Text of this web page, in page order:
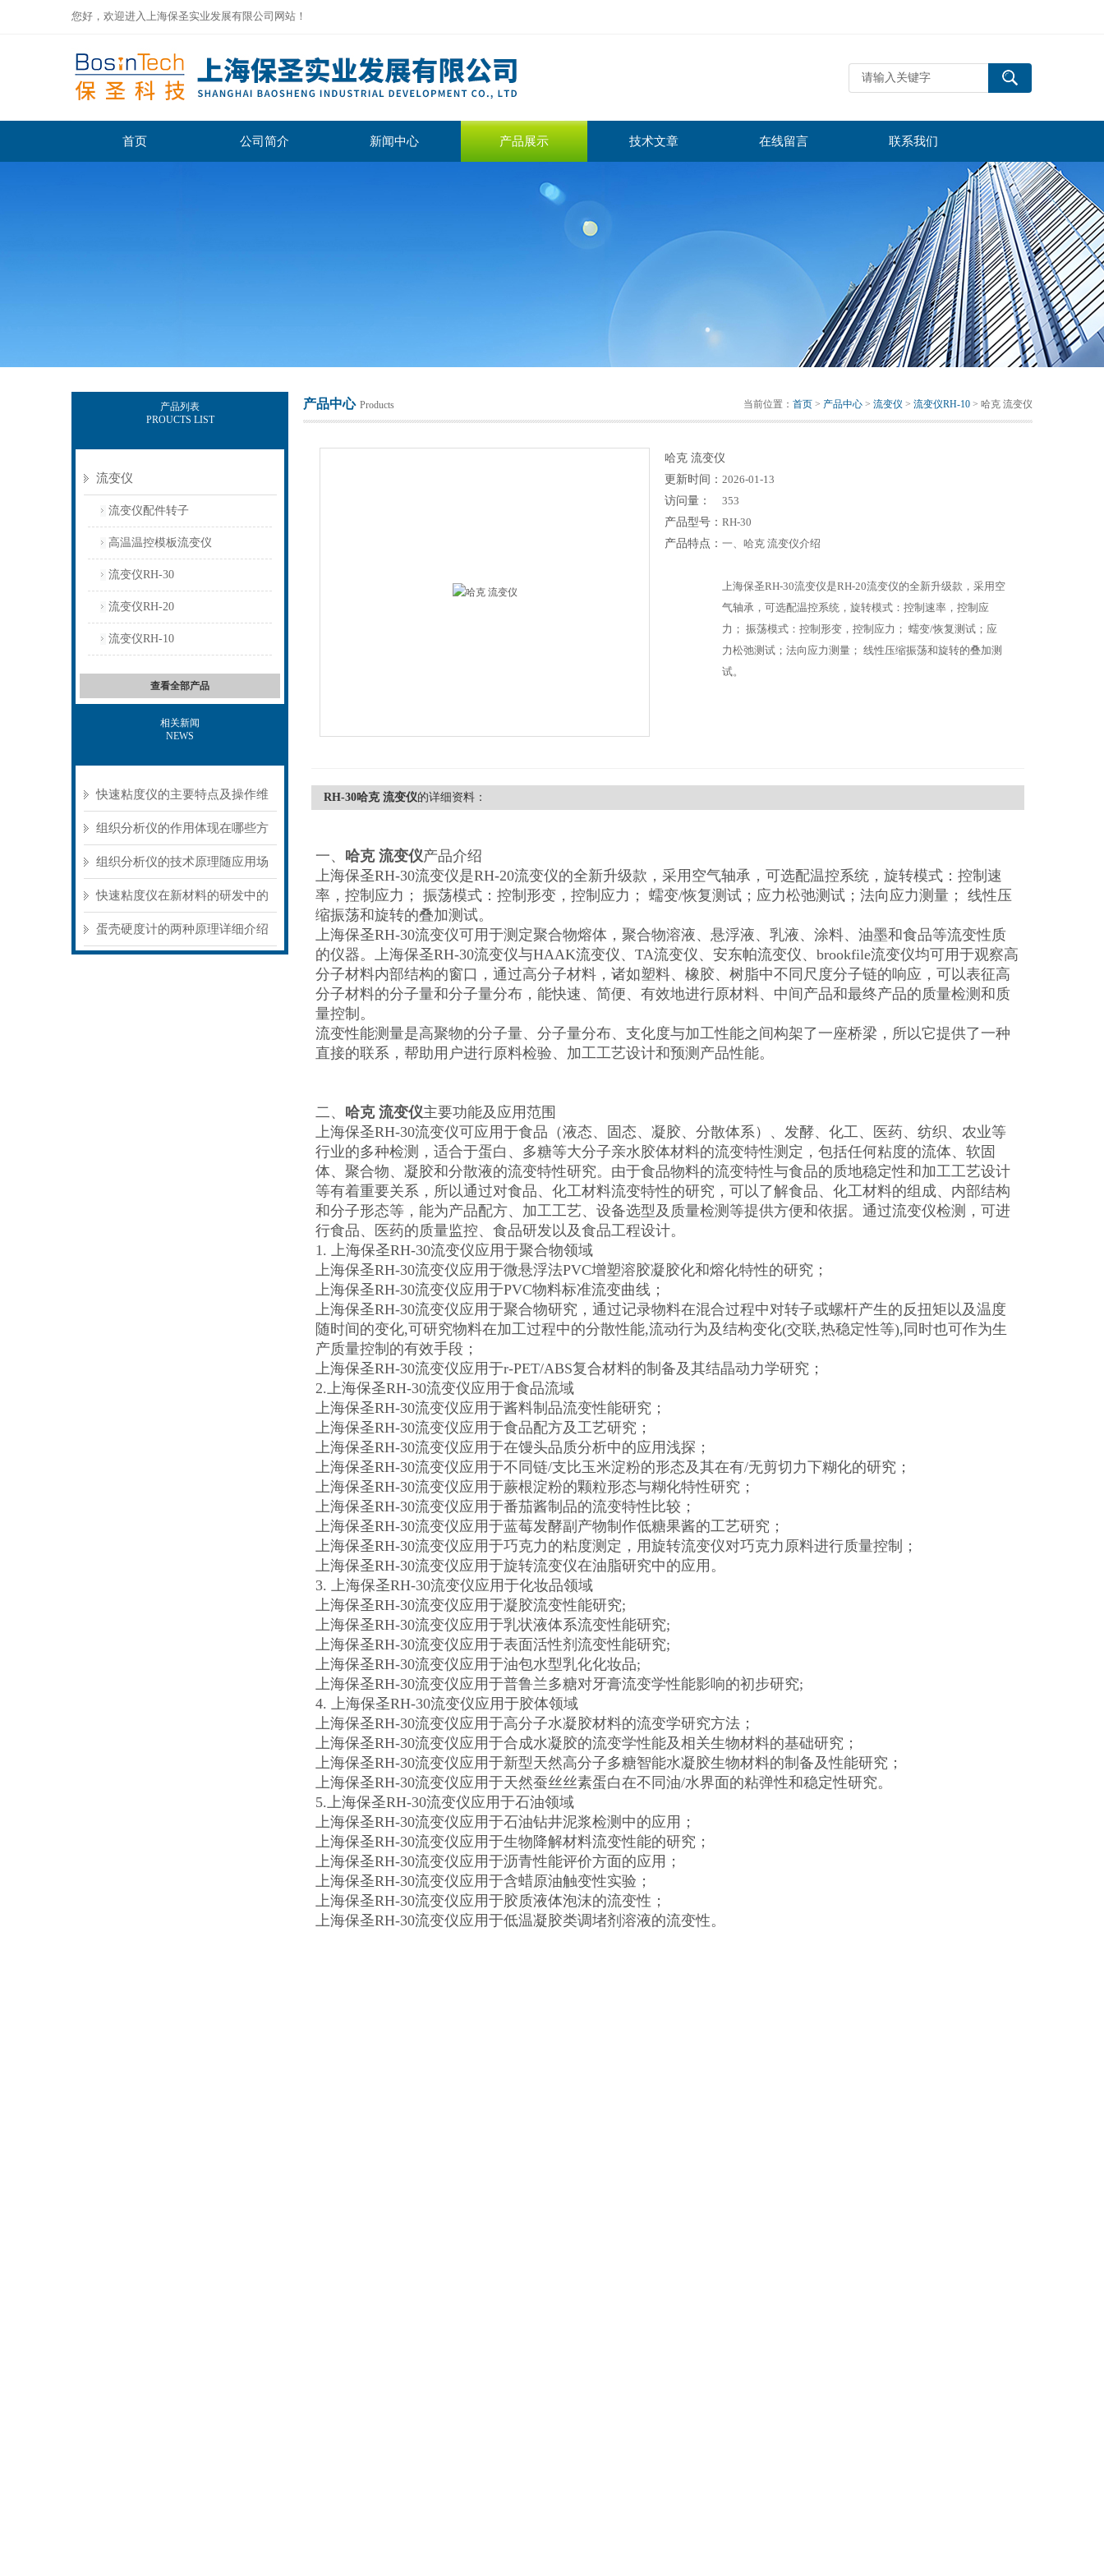
您好，欢迎进入上海保圣实业发展有限公司网站！
首页 公司简介 新闻中心 产品展示 技术文章 在线留言 联系我们
产品列表
PROUCTS LIST
流变仪
流变仪配件转子
高温温控模板流变仪
流变仪RH-30
流变仪RH-20
流变仪RH-10
查看全部产品
相关新闻
NEWS
快速粘度仪的主要特点及操作维
护方式
组织分析仪的作用体现在哪些方
面？
组织分析仪的技术原理随应用场
景不同存在明显差异
快速粘度仪在新材料的研发中的
应用
蛋壳硬度计的两种原理详细介绍
产品中心 Products 当前位置： 首页 > 产品中心 > 流变仪 > 流变仪RH-10 > 哈克 流变仪
哈克 流变仪
更新时间： 2026-01-13
访问量：
353
产品型号： RH-30
产品特点： 一、哈克 流变仪介绍
上海保圣RH-30流变仪是RH-20流变仪的全新升级款，采用空
气轴承，可选配温控系统，旋转模式：控制速率，控制应
力； 振荡模式：控制形变，控制应力； 蠕变/恢复测试；应
力松弛测试；法向应力测量； 线性压缩振荡和旋转的叠加测
试。
RH-30哈克 流变仪的详细资料：
一、 哈克 流变仪产品介绍
上海保圣RH-30流变仪是RH-20流变仪的全新升级款，采用空气轴承，可选配温控系统，旋转模式：控制速
率，控制应力； 振荡模式：控制形变，控制应力； 蠕变/恢复测试；应力松弛测试；法向应力测量； 线性压
缩振荡和旋转的叠加测试。
上海保圣RH-30流变仪可用于测定聚合物熔体，聚合物溶液、悬浮液、乳液、涂料、油墨和食品等流变性质
的仪器。上海保圣RH-30流变仪与HAAK流变仪、TA流变仪、安东帕流变仪、brookfile流变仪均可用于观察高
分子材料内部结构的窗口，通过高分子材料，诸如塑料、橡胶、树脂中不同尺度分子链的响应，可以表征高
分子材料的分子量和分子量分布，能快速、简便、有效地进行原材料、中间产品和最终产品的质量检测和质
量控制。
流变性能测量是高聚物的分子量、分子量分布、支化度与加工性能之间构架了一座桥梁，所以它提供了一种
直接的联系，帮助用户进行原料检验、加工工艺设计和预测产品性能。
二、 哈克 流变仪主要功能及应用范围
上海保圣RH-30流变仪可应用于食品（液态、固态、凝胶、分散体系）、发酵、化工、医药、纺织、农业等
行业的多种检测，适合于蛋白、多糖等大分子亲水胶体材料的流变特性测定，包括任何粘度的流体、软固
体、聚合物、凝胶和分散液的流变特性研究。由于食品物料的流变特性与食品的质地稳定性和加工工艺设计
等有着重要关系，所以通过对食品、化工材料流变特性的研究，可以了解食品、化工材料的组成、内部结构
和分子形态等，能为产品配方、加工工艺、设备选型及质量检测等提供方便和依据。通过流变仪检测，可进
行食品、医药的质量监控、食品研发以及食品工程设计。
1. 上海保圣RH-30流变仪应用于聚合物领域
上海保圣RH-30流变仪应用于微悬浮法PVC增塑溶胶凝胶化和熔化特性的研究；
上海保圣RH-30流变仪应用于PVC物料标准流变曲线；
上海保圣RH-30流变仪应用于聚合物研究，通过记录物料在混合过程中对转子或螺杆产生的反扭矩以及温度
随时间的变化,可研究物料在加工过程中的分散性能,流动行为及结构变化(交联,热稳定性等),同时也可作为生
产质量控制的有效手段；
上海保圣RH-30流变仪应用于r-PET/ABS复合材料的制备及其结晶动力学研究；
2.上海保圣RH-30流变仪应用于食品流域
上海保圣RH-30流变仪应用于酱料制品流变性能研究；
上海保圣RH-30流变仪应用于食品配方及工艺研究；
上海保圣RH-30流变仪应用于在馒头品质分析中的应用浅探；
上海保圣RH-30流变仪应用于不同链/支比玉米淀粉的形态及其在有/无剪切力下糊化的研究；
上海保圣RH-30流变仪应用于蕨根淀粉的颗粒形态与糊化特性研究；
上海保圣RH-30流变仪应用于番茄酱制品的流变特性比较；
上海保圣RH-30流变仪应用于蓝莓发酵副产物制作低糖果酱的工艺研究；
上海保圣RH-30流变仪应用于巧克力的粘度测定，用旋转流变仪对巧克力原料进行质量控制；
上海保圣RH-30流变仪应用于旋转流变仪在油脂研究中的应用。
3. 上海保圣RH-30流变仪应用于化妆品领域
上海保圣RH-30流变仪应用于凝胶流变性能研究;
上海保圣RH-30流变仪应用于乳状液体系流变性能研究;
上海保圣RH-30流变仪应用于表面活性剂流变性能研究;
上海保圣RH-30流变仪应用于油包水型乳化化妆品;
上海保圣RH-30流变仪应用于普鲁兰多糖对牙膏流变学性能影响的初步研究;
4. 上海保圣RH-30流变仪应用于胶体领域
上海保圣RH-30流变仪应用于高分子水凝胶材料的流变学研究方法；
上海保圣RH-30流变仪应用于合成水凝胶的流变学性能及相关生物材料的基础研究；
上海保圣RH-30流变仪应用于新型天然高分子多糖智能水凝胶生物材料的制备及性能研究；
上海保圣RH-30流变仪应用于天然蚕丝丝素蛋白在不同油/水界面的粘弹性和稳定性研究。
5.上海保圣RH-30流变仪应用于石油领域
上海保圣RH-30流变仪应用于石油钻井泥浆检测中的应用；
上海保圣RH-30流变仪应用于生物降解材料流变性能的研究；
上海保圣RH-30流变仪应用于沥青性能评价方面的应用；
上海保圣RH-30流变仪应用于含蜡原油触变性实验；
上海保圣RH-30流变仪应用于胶质液体泡沫的流变性；
上海保圣RH-30流变仪应用于低温凝胶类调堵剂溶液的流变性。